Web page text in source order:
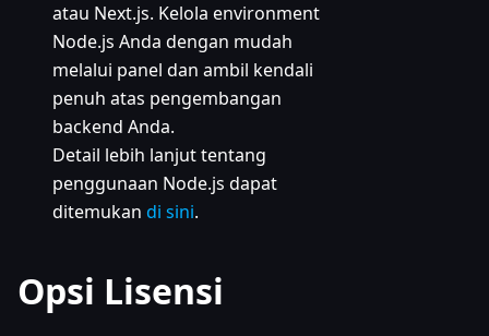
atau Next.js. Kelola environment
Node.js Anda dengan mudah
melalui panel dan ambil kendali
penuh atas pengembangan
backend Anda.
Detail lebih lanjut tentang
penggunaan Node.js dapat
ditemukan di sini.
Opsi Lisensi